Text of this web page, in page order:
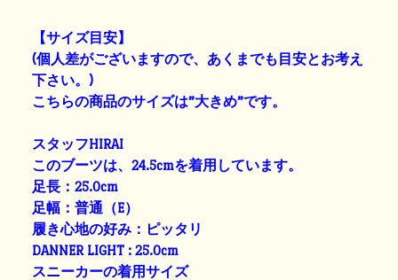
【サイズ目安】
(個人差がございますので、あくまでも目安とお考え
下さい。)
こちらの商品のサイズは”大きめ”です。
スタッフHIRAI
このブーツは、24.5cmを着用しています。
足長：25.0cm
足幅：普通（E）
履き心地の好み：ピッタリ
DANNER LIGHT : 25.0cm
スニーカーの着用サイズ